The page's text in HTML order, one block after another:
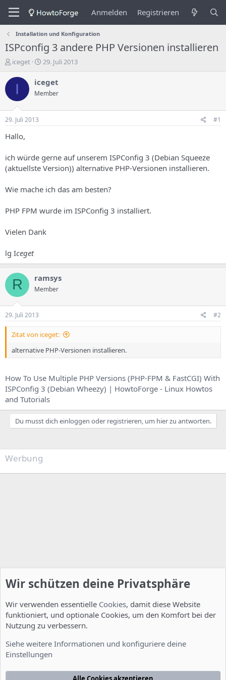
Anmelden Registrieren
Installation und Konfiguration
ISPconfig 3 andere PHP Versionen installieren
E
s
e
e
r
s
T
e
a
s
iceget
E
s
e
d
a
u
29. Juli 2013
I iceget
Member
29. Juli 2013 #1
Hallo,
ich würde gerne auf unserem ISPConfig 3 (Debian Squeeze
(aktuellste Version)) alternative PHP-Versionen installieren.
Wie mache ich das am besten?
PHP FPM wurde im ISPConfig 3 installiert.
Vielen Dank
lg Iceget
R ramsys
Member
29. Juli 2013 #2
Zitat von iceget:
alternative PHP-Versionen installieren.
How To Use Multiple PHP Versions (PHP-FPM & FastCGI) With
ISPConfig 3 (Debian Wheezy) | HowtoForge - Linux Howtos
and Tutorials
Du musst dich einloggen oder registrieren, um hier zu antworten.
Werbung
Nutzungsbedingungen Datenschutzerklärung
Wir schützen deine Privatsphäre
Wir verwenden essentielle Cookies, damit diese Website
funktioniert, und optionale Cookies, um den Komfort bei der
Nutzung zu verbessern.
Siehe weitere Informationen und konfiguriere deine
Einstellungen